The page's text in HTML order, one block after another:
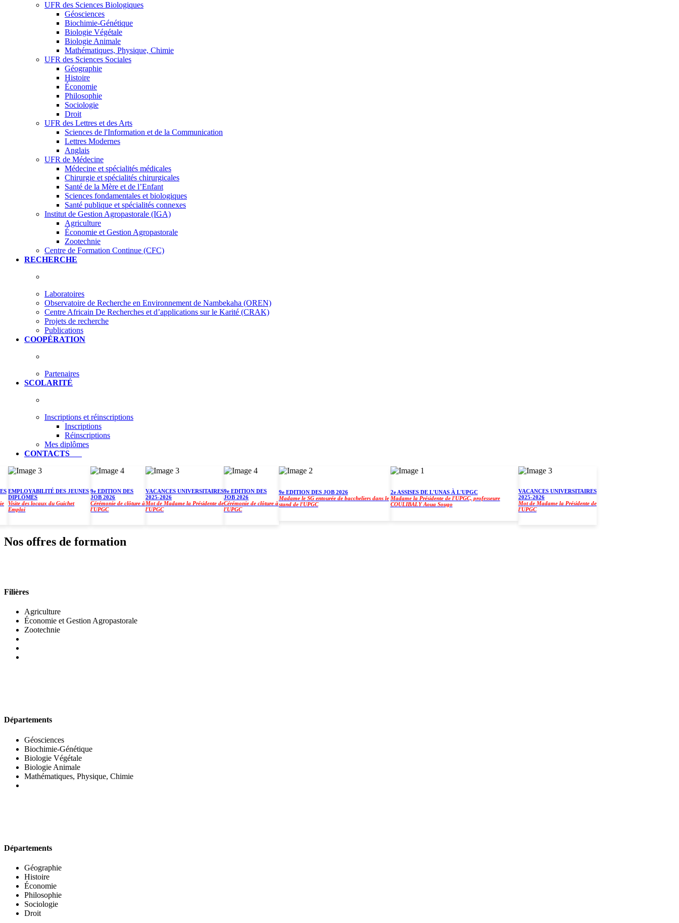
UFR des Sciences Biologiques
Géosciences
Biochimie-Génétique
Biologie Végétale
Biologie Animale
Mathématiques, Physique, Chimie
UFR des Sciences Sociales
Géographie
Histoire
Économie
Philosophie
Sociologie
Droit
UFR des Lettres et des Arts
Sciences de l'Information et de la Communication
Lettres Modernes
Anglais
UFR de Médecine
Médecine et spécialités médicales
Chirurgie et spécialités chirurgicales
Santé de la Mère et de l’Enfant
Sciences fondamentales et biologiques
Santé publique et spécialités connexes
Institut de Gestion Agropastorale (IGA)
Agriculture
Économie et Gestion Agropastorale
Zootechnie
Centre de Formation Continue (CFC)
RECHERCHE
Laboratoires
Observatoire de Recherche en Environnement de Nambekaha (OREN)
Centre Africain De Recherches et d’applications sur le Karité (CRAK)
Projets de recherche
Publications
COOPÉRATION
Partenaires
SCOLARITÉ
Inscriptions et réinscriptions
Inscriptions
Réinscriptions
Mes diplômes
CONTACTS
DES JEUNES
des locaux du Guichet
9e EDITION DES
JOB 2026
Cérémonie de clôture à
l'UPGC
VACANCES UNIVERSITAIRES
2025-2026
Mot de Madame la Présidente de
l'UPGC
9e EDITION DES
JOB 2026
Cérémonie de clôture à
l'UPGC
9e EDITION DES JOB 2026
Madame le SG entourée de baccheliers dans le
stand de l'UPGC
2e ASSISES DE L'UNAS À L'UPGC
Madame la Présidente de l'UPGC, professeure
COULIBALY Aoua Sougo
VACANCES UNIVERSITAIRES
2025-2026
Mot de Madame la Présidente de
l'UPGC
Nos offres de formation
Filières
Agriculture
Économie et Gestion Agropastorale
Zootechnie
Départements
Géosciences
Biochimie-Génétique
Biologie Végétale
Biologie Animale
Mathématiques, Physique, Chimie
Départements
Géographie
Histoire
Économie
Philosophie
Sociologie
Droit